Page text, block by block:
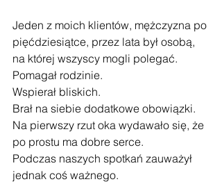
Jeden z moich klientów, mężczyzna po
pięćdziesiątce, przez lata był osobą,
na której wszyscy mogli polegać.
Pomagał rodzinie.
Wspierał bliskich.
Brał na siebie dodatkowe obowiązki.
Na pierwszy rzut oka wydawało się, że
po prostu ma dobre serce.
Podczas naszych spotkań zauważył
jednak coś ważnego.